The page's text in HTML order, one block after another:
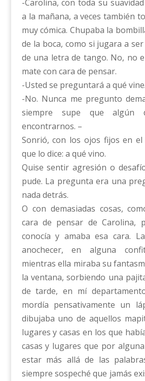
-Carolina, con toda su
a la mañana, a veces también
muy cómica. Chupaba la
de la boca, como si jugara a
de una letra de tango. No, no
mate con cara de pensar.
-Usted se preguntará a qué vine.
-No. Nunca me pregunto
siempre supe que algún
encontrarnos. –
Sonrió, con los ojos fijos en el
que lo dice: a qué vino.
Quise sentir agresión o
pude. La pregunta era una
nada detrás.
O con demasiadas cosas,
cara de pensar de Carolina,
conocía y amaba esa cara.
anochecer, en alguna
mientras ella miraba su
la ventana, sorbiendo una
de tarde, en mí
mordía pensativamente un
dibujaba uno de aquellos
lugares y casas en los que
casas y lugares que por
estar más allá de las
siempre sospeché que jamás